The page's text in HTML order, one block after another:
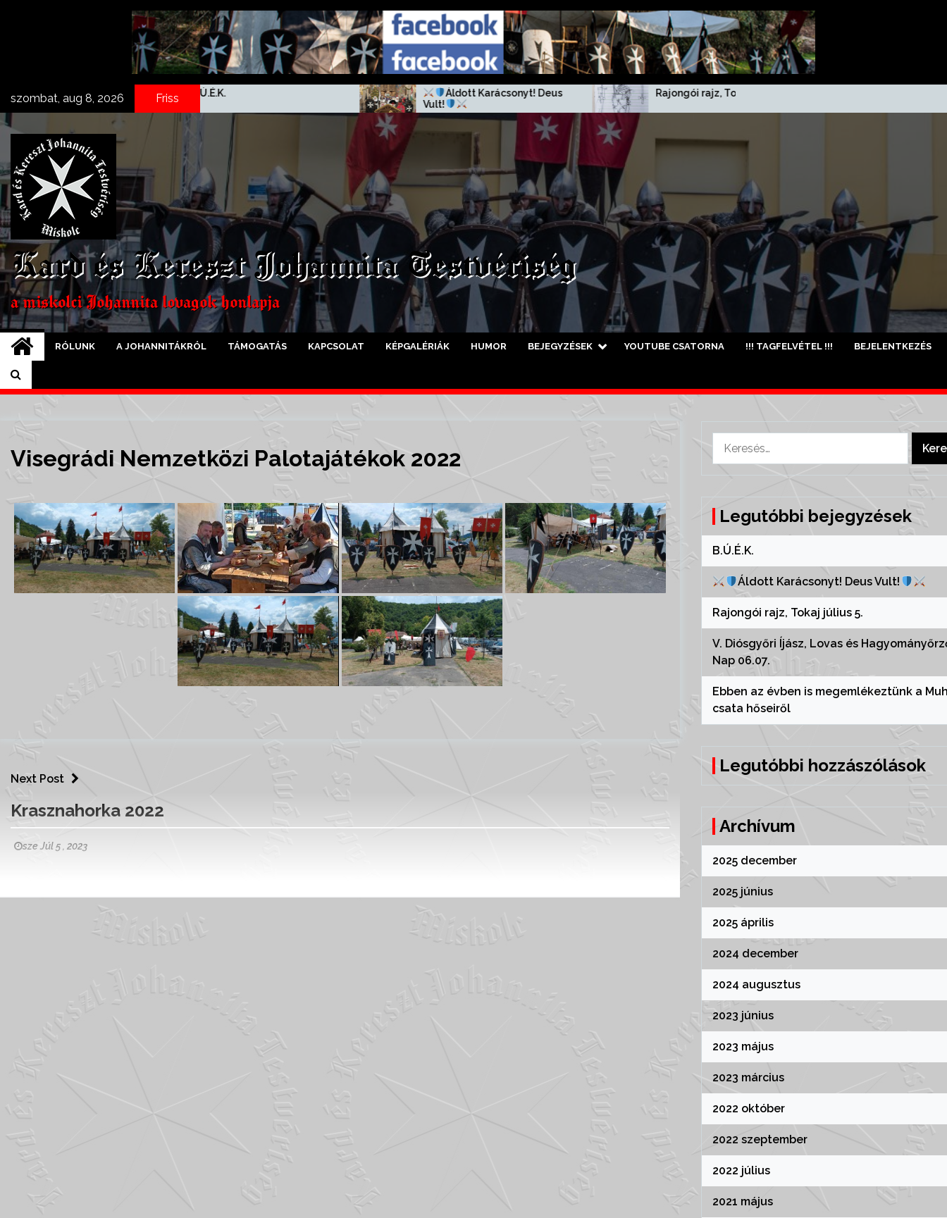
szombat, aug 8, 2026 Friss
B.Ú.É.K.
Áldott Karácsonyt! Deus
Vult!
Rajongói rajz, Tokaj július 5.
Kard és Kereszt Johannita Testvériség
a miskolci Johannita lovagok honlapja
RÓLUNK A JOHANNITÁKRÓL TÁMOGATÁS KAPCSOLAT KÉPGALÉRIÁK HUMOR BEJEGYZÉSEK YOUTUBE CSATORNA !!! TAGFELVÉTEL !!! BEJELENTKEZÉS
Visegrádi Nemzetközi Palotajátékok 2022
Next Post
Krasznahorka 2022
sze Júl 5 , 2023
Legutóbbi bejegyzések
B.Ú.É.K.
Áldott Karácsonyt! Deus Vult!
Rajongói rajz, Tokaj július 5.
V. Diósgyőri Íjász, Lovas és
Nap 06.07.
Ebben az évben is megemlékeztünk a
csata hőseiről
Legutóbbi hozzászólások
Archívum
2025 december
2025 június
2025 április
2024 december
2024 augusztus
2023 június
2023 május
2023 március
2022 október
2022 szeptember
2022 július
2021 május